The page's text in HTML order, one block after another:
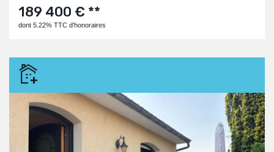
189 400 € **
dont 5.22% TTC d'honoraires